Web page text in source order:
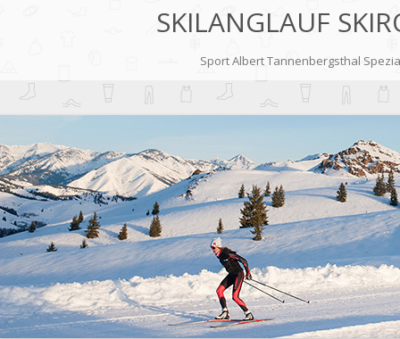
SKILANGLAUF
Sport Albert Tannenbergsthal